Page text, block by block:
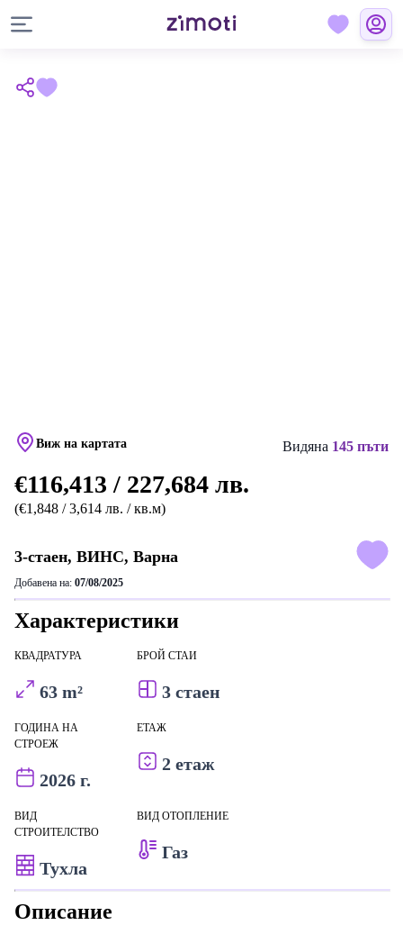
Виж на картата Видяна 145 пъти
€116,413 / 227,684 лв.
(€1,848 / 3,614 лв. / кв.м)
3-стаен, ВИНС, Варна
Добавена на: 07/08/2025
Характеристики
КВАДРАТУРА
63 m²
БРОЙ СТАИ
3 стаен
ГОДИНА НА
СТРОЕЖ
2026 г.
ЕТАЖ
2 етаж
ВИД
СТРОИТЕЛСТВО
Тухла
ВИД ОТОПЛЕНИЕ
Газ
Описание